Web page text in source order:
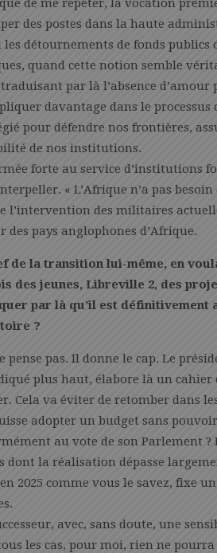
de me répéter, la vocation
des postes dans la haute
les détournements de fonds
quand cette notion semble
par là l’absence
davantage dans le
pour défendre nos frontières,
de nos institutions.
forte au service d’institutions
« L’Afrique n’a pas
l’intervention des militaires
des pays anglophones d’Afrique.
de la transition lui-même, en
des jeunes, Libreville 2, des
par là qu’il est définitivement
?
pense pas. Il donne le cap. Le
plus haut, élabore là un cahier
Cela va éviter de retomber dans
adopter un budget sans
au vote de son Parlement
dont la réalisation dépasse
2025 comme vous le savez, fixe
avec, sans doute, une
les cas, pour moi, rien ne